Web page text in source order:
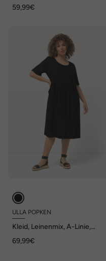
59,99€
ULLA POPKEN
Kleid, Leinenmix, A-Linie,
69,99€